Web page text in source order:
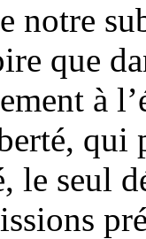
notre
que
à
qui
le seul